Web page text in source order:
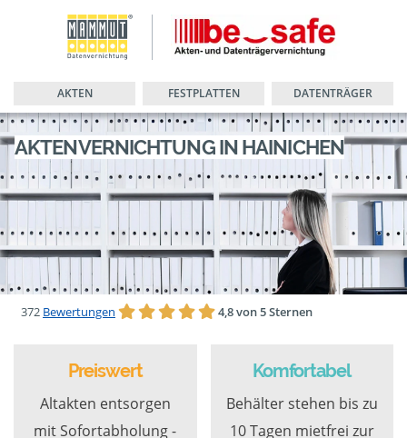
AKTEN FESTPLATTEN DATENTRÄGER
AKTENVERNICHTUNG IN HAINICHEN
372 Bewertungen 4,8 von 5 Sternen
Preiswert
Altakten entsorgen
mit Sofortabholung -
Komfortabel
Behälter stehen bis zu
10 Tagen mietfrei zur